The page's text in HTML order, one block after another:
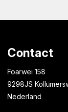
Contact
Foarwei 158
9298JS
Nederland